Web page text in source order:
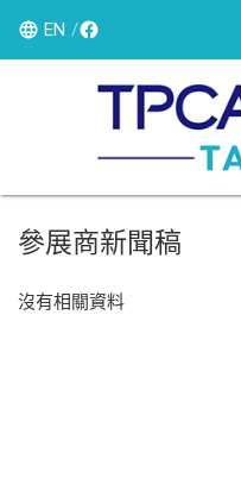
EN
參展商新聞稿
沒有相關資料